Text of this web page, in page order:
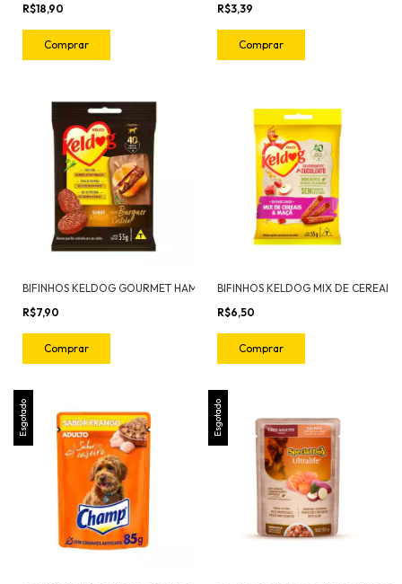
R$18,90
R$3,39
BIFINHOS KELDOG GOURMET HAMBURGUER COSTELA ANGUS 55G
R$7,90
R$6,50
Esgotado Esgotado